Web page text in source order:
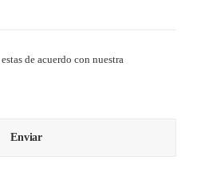
de acuerdo con nuestra